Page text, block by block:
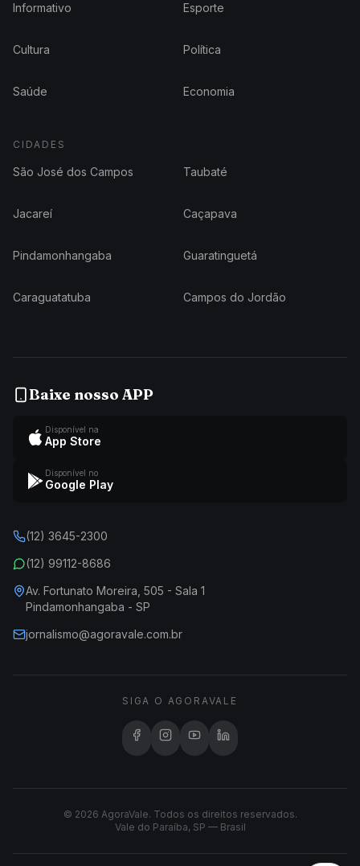
Informativo Esporte
Cultura Política
Saúde Economia
CIDADES
São José dos Campos Taubaté
Jacareí Caçapava
Pindamonhangaba Guaratinguetá
Caraguatatuba Campos do Jordão
Baixe nosso APP
Disponível na
App Store
Disponível no
Google Play
(12) 3645-2300
(12) 99112-8686
Av. Fortunato Moreira, 505 - Sala 1
Pindamonhangaba - SP
jornalismo@agoravale.com.br
SIGA O AGORAVALE
© 2026 AgoraVale. Todos os direitos reservados.
Vale do Paraíba, SP — Brasil